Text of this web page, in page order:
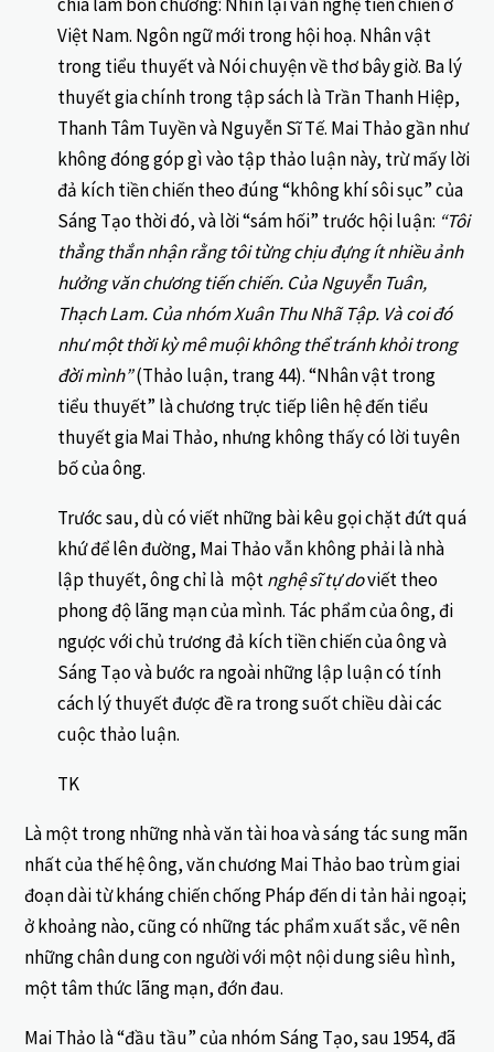
Việt Nam. Ngôn ngữ mới trong hội hoạ. Nhân vật
trong tiểu thuyết và Nói chuyện về thơ bây giờ. Ba lý
thuyết gia chính trong tập sách là Trần Thanh Hiệp,
Thanh Tâm Tuyền và Nguyễn Sĩ Tế. Mai Thảo gần như
không đóng góp gì vào tập thảo luận này, trừ mấy lời
đả kích tiền chiến theo đúng “không khí sôi sục” của
Sáng Tạo thời đó, và lời “sám hối” trước hội luận: “Tôi
thẳng thắn nhận rằng tôi từng chịu đựng ít nhiều ảnh
hưởng văn chương tiến chiến. Của Nguyễn Tuân,
Thạch Lam. Của nhóm Xuân Thu Nhã Tập. Và coi đó
như một thời kỳ mê muội không thể tránh khỏi trong
đời mình”(Thảo luận, trang 44). “Nhân vật trong
tiểu thuyết” là chương trực tiếp liên hệ đến tiểu
thuyết gia Mai Thảo, nhưng không thấy có lời tuyên
bố của ông.
Trước sau, dù có viết những bài kêu gọi chặt đứt quá
khứ để lên đường, Mai Thảo vẫn không phải là nhà
lập thuyết, ông chỉ là mộtnghệ sĩ tự doviết theo
phong độ lãng mạn của mình. Tác phẩm của ông, đi
ngược với chủ trương đả kích tiền chiến của ông và
Sáng Tạo và bước ra ngoài những lập luận có tính
cách lý thuyết được đề ra trong suốt chiều dài các
cuộc thảo luận.
TK
Là một trong những nhà văn tài hoa và sáng tác sung mãn
nhất của thế hệ ông, văn chương Mai Thảo bao trùm giai
đoạn dài từ kháng chiến chống Pháp đến di tản hải ngoại;
ở khoảng nào, cũng có những tác phẩm xuất sắc, vẽ nên
những chân dung con người với một nội dung siêu hình,
một tâm thức lãng mạn, đớn đau.
Mai Thảo là “đầu tầu” của nhóm Sáng Tạo, sau 1954, đã